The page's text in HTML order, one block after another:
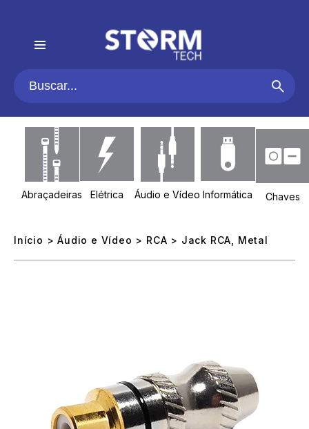
Abraçadeiras Elétrica Áudio e Vídeo Informática Chaves
Início >Áudio e Vídeo > RCA > Jack RCA, Metal